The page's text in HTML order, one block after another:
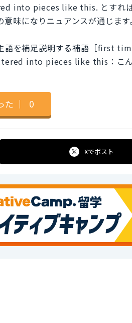
into pieces like this. とすれ
味になりニュアンスが通じます。
語を補足説明する補語［first
into pieces like this：こ
た ｜ 0
Xでポスト